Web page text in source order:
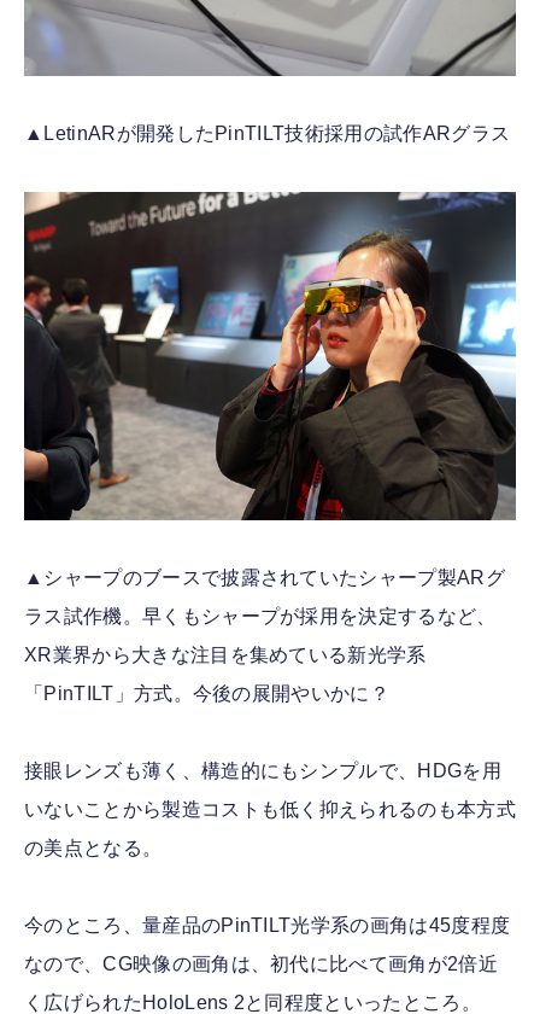
▲LetinARが開発したPinTILT技術採用の試作ARグラス
▲シャープのブースで披露されていたシャープ製ARグ
ラス試作機。早くもシャープが採用を決定するなど、
XR業界から大きな注目を集めている新光学系
「PinTILT」方式。今後の展開やいかに？
接眼レンズも薄く、構造的にもシンプルで、HDGを用
いないことから製造コストも低く抑えられるのも本方式
の美点となる。
今のところ、量産品のPinTILT光学系の画角は45度程度
なので、CG映像の画角は、初代に比べて画角が2倍近
く広げられたHoloLens 2と同程度といったところ。